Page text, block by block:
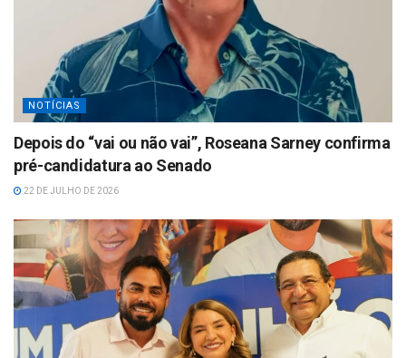
NOTÍCIAS
Depois do “vai ou não vai”, Roseana Sarney confirma
pré-candidatura ao Senado
22 DE JULHO DE 2026